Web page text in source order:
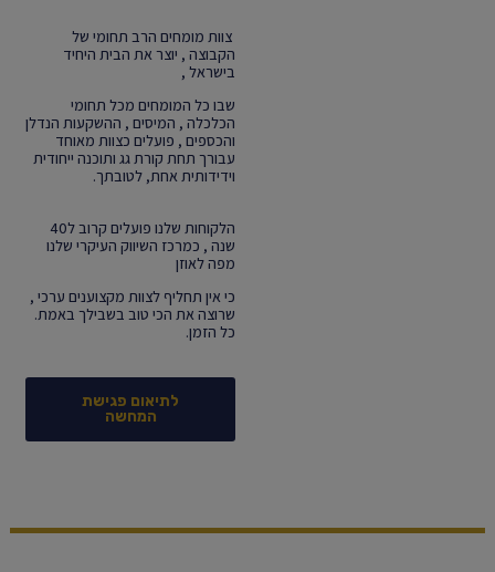
צוות מומחים הרב תחומי של
הקבוצה , יוצר את הבית היחיד
בישראל ,
שבו כל המומחים מכל תחומי
הכלכלה , המיסים , ההשקעות הנדלן
והכספים , פועלים כצוות מאוחד
עבורך תחת קורת גג ותוכנה ייחודית
וידידותית אחת, לטובתך.
הלקוחות שלנו פועלים קרוב ל40
שנה , כמרכז השיווק העיקרי שלנו
מפה לאוזן
כי אין תחליף לצוות מקצוענים ערכי ,
שרוצה את הכי טוב בשבילך באמת.
כל הזמן.
לתיאום פגישת
המחשה